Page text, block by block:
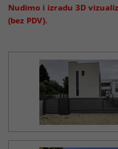
Nudimo i izradu 3D
(bez PDV).